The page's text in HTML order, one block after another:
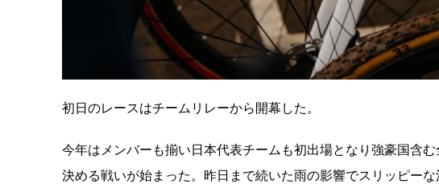
初日のレースはチームリレーから開幕した。
今年はメンバーも揃い日本代表チームも初出場となり強豪国含
決める戦いが始まった。昨日まで続いた雨の影響でスリッピー